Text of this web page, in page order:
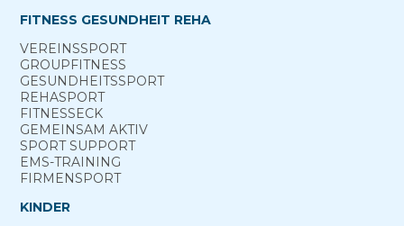
FITNESS GESUNDHEIT REHA
VEREINS­SPORT
GROUP­FITNESS
GESUNDHEITS­SPORT
REHA­SPORT
FITNESS­ECK
GEMEINSAM ­AKTIV
SPORT ­SUPPORT
EMS-TRAINING
FIRMENSPORT
KINDER